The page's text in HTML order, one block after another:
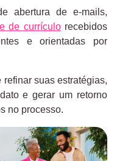
abertura de e-mails,
de currículorecebidos
e orientadas por
suas estratégias,
e gerar um retorno
no processo.